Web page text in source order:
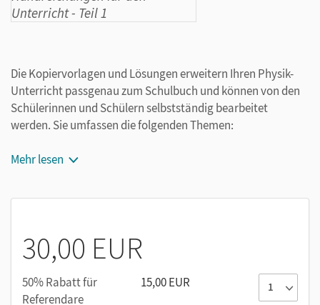
Die Kopiervorlagen und Lösungen erweitern Ihren Physik-
Unterricht passgenau zum Schulbuch und können von den
Schülerinnen und Schülern selbstständig bearbeitet
werden. Sie umfassen die folgenden Themen:
Dynamik
Akustik
Mehr lesen
30,00 EUR
50% Rabatt für
Referendare
15,00 EUR